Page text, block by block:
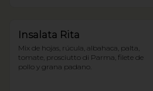
Insalata Rita
Mix de hojas, rúcula, albahaca, palta,
tomate, prosciutto di Parma, filete de
pollo y grana padano.